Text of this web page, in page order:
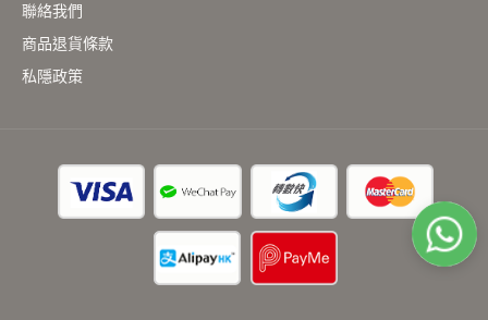
聯絡我們
商品退貨條款
私隱政策